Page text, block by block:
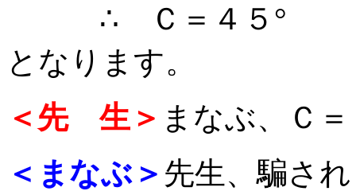
∴ Ｃ＝４５°
となります。
＜先 生＞ まなぶ、Ｃ
＜まなぶ＞ 先生、騙さ